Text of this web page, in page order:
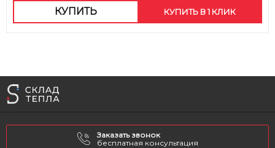
КУПИТЬ КУПИТЬ В 1 КЛИК
Заказать звонок
бесплатная консультация